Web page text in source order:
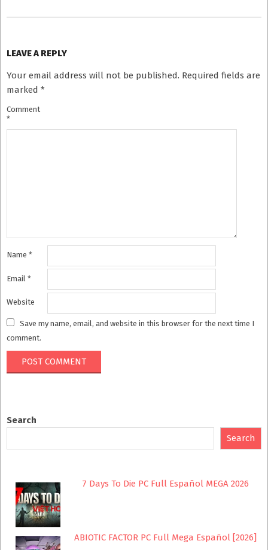
LEAVE A REPLY
Your email address will not be published. Required fields are
marked *
Comment
*
Name *
Email *
Website
Save my name, email, and website in this browser for the next time I
comment.
Search
Search
7 Days To Die PC Full Español MEGA 2026
ABIOTIC FACTOR PC Full Mega Español [2026]